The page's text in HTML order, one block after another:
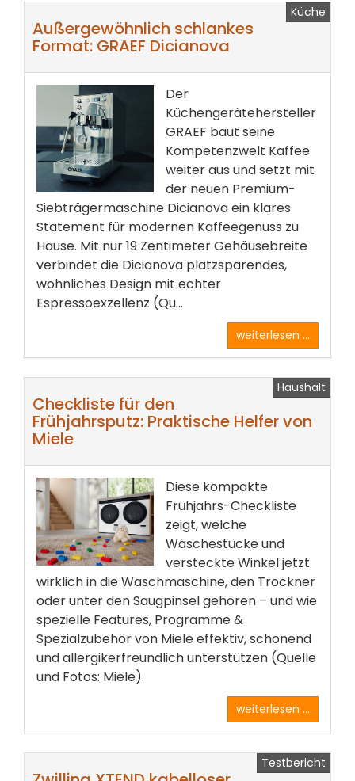
Küche
Außergewöhnlich schlankes
Format: GRAEF Dicianova
Der
Küchengerätehersteller
GRAEF baut seine
Kompetenzwelt Kaffee
weiter aus und setzt mit
der neuen Premium-
Siebträgermaschine Dicianova ein klares
Statement für modernen Kaffeegenuss zu
Hause. Mit nur 19 Zentimeter Gehäusebreite
verbindet die Dicianova platzsparendes,
wohnliches Design mit echter
Espressoexzellenz (Qu...
weiterlesen ...
Haushalt
Checkliste für den
Frühjahrsputz: Praktische Helfer von
Miele
Diese kompakte
Frühjahrs-Checkliste
zeigt, welche
Wäschestücke und
versteckte Winkel jetzt
wirklich in die Waschmaschine, den Trockner
oder unter den Saugpinsel gehören – und wie
spezielle Features, Programme &
Spezialzubehör von Miele effektiv, schonend
und allergikerfreundlich unterstützen (Quelle
und Fotos: Miele).
weiterlesen ...
Testbericht